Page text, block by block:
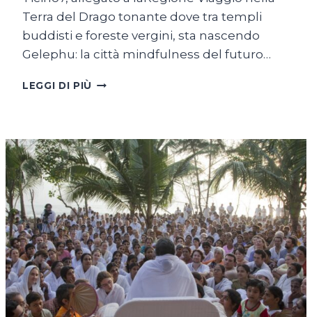
Terra del Drago tonante dove tra templi
buddisti e foreste vergini, sta nascendo
Gelephu: la città mindfulness del futuro…
LEGGI DI PIÙ IL
GEOGRAFIA
DELLA
FELICITÀ